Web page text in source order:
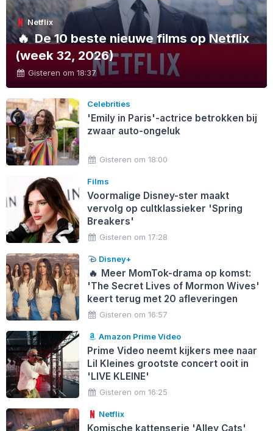
Netflix
🔥De 10 beste nieuwe films op Netflix
(week 32, 2026)
Gisteren om 18:37
Celebrities
'Emily in Paris'-actrice betrokken bij
zwaar auto-ongeluk
Gisteren om 18:00
Films
Voormalige Disney-ster maakt
vervolg op cultklassieker 'Spring
Breakers'
Gisteren om 17:28
Disney+
🔥 Meer MomTok-drama op komst:
'The Secret Lives of Mormon Wives'
keert terug met 20 afleveringen
Gisteren om 16:57
Amazon Prime Video
Prime Video neemt kijkers mee naar
Lil Kleines grootste concert ooit in
'LIVE KLEINE'
Gisteren om 16:25
Netflix
Komische kattenserie 'Alley Cats'